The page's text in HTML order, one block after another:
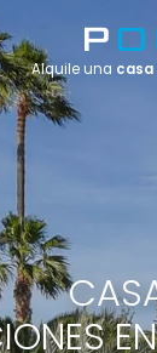
Alquile una casa